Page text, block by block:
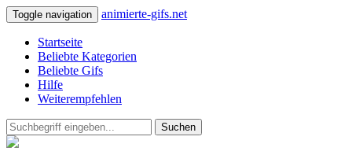
Toggle navigation animierte-gifs.net
Startseite
Beliebte Kategorien
Beliebte Gifs
Hilfe
Weiterempfehlen
Suchen